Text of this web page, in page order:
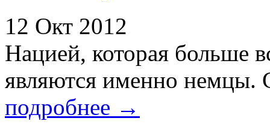
12 Окт 2012
Нацией, которая больше
являются именно немцы.
подробнее →